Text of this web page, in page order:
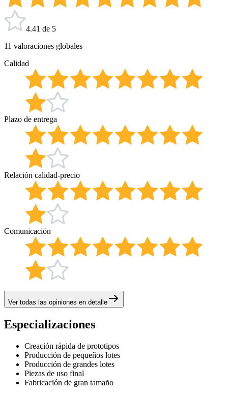
4.41 de 5
11 valoraciones globales
Calidad
Plazo de entrega
Relación calidad-precio
Comunicación
Ver todas las opiniones en detalle
Especializaciones
Creación rápida de prototipos
Producción de pequeños lotes
Producción de grandes lotes
Piezas de uso final
Fabricación de gran tamaño